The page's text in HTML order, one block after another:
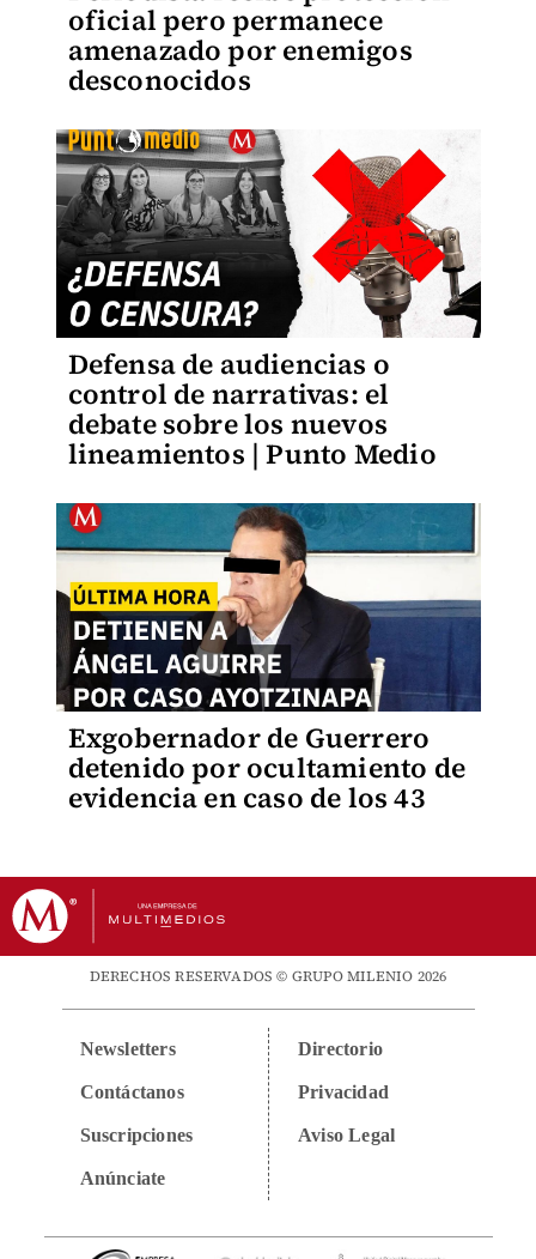
oficial pero permanece
amenazado por enemigos
desconocidos
Defensa de audiencias o
control de narrativas: el
debate sobre los nuevos
lineamientos | Punto Medio
Exgobernador de Guerrero
detenido por ocultamiento de
evidencia en caso de los 43
DERECHOS RESERVADOS © GRUPO MILENIO 2026
Newsletters
Contáctanos
Suscripciones
Anúnciate
Directorio
Privacidad
Aviso Legal